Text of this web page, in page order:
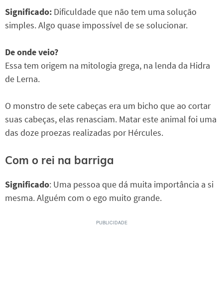
Significado: Dificuldade que não tem uma solução
simples. Algo quase impossível de se solucionar.
De onde veio?
Essa tem origem na mitologia grega, na lenda da Hidra
de Lerna.
O monstro de sete cabeças era um bicho que ao cortar
suas cabeças, elas renasciam. Matar este animal foi uma
das doze proezas realizadas por Hércules.
Com o rei na barriga
Significado: Uma pessoa que dá muita importância a si
mesma. Alguém com o ego muito grande.